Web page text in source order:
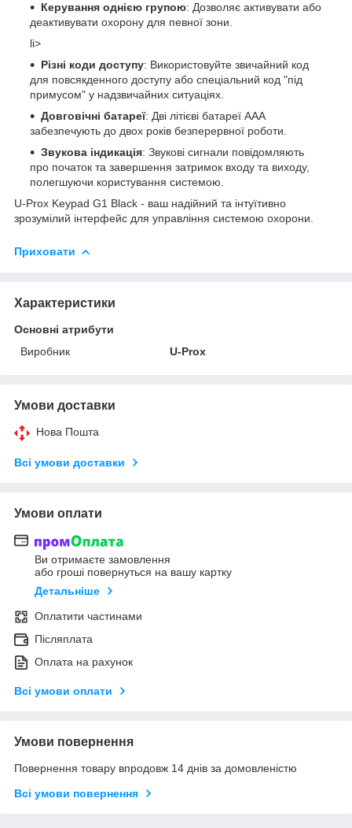
Керування однією групою: Дозволяє активувати або
деактивувати охорону для певної зони.
li>
Різні коди доступу: Використовуйте звичайний код
для повсякденного доступу або спеціальний код "під
примусом" у надзвичайних ситуаціях.
Довговічні батареї: Дві літієві батареї ААА
забезпечують до двох років безперервної роботи.
Звукова індикація: Звукові сигнали повідомляють
про початок та завершення затримок входу та виходу,
полегшуючи користування системою.
U-Prox Keypad G1 Black - ваш надійний та інтуїтивно
зрозумілий інтерфейс для управління системою охорони.
Приховати
Характеристики
Основні атрибути
Виробник
U-Prox
Умови доставки
Нова Пошта
Всі умови доставки
Умови оплати
Ви отримаєте замовлення
або гроші повернуться на вашу картку
Детальніше
Оплатити частинами
Післяплата
Оплата на рахунок
Всі умови оплати
Умови повернення
Повернення товару впродовж 14 днів за домовленістю
Всі умови повернення